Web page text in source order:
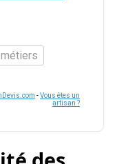
-Vous êtes un
artisan ?